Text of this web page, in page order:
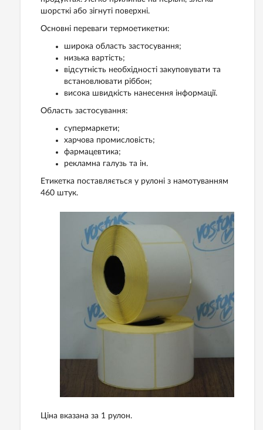
шорсткі або зігнуті поверхні.
Основні переваги термоетикетки:
широка область застосування;
низька вартість;
відсутність необхідності закуповувати та
встановлювати ріббон​​;
висока швидкість нанесення інформації.
Область застосування:
супермаркети;
харчова промисловість;
фармацевтика;
рекламна галузь та ін.
Етикетка поставляється у рулоні з намотуванням
460 штук.
Ціна вказана за 1 рулон.